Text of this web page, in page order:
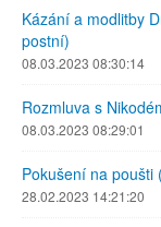
Kázání a modlitby
postní)
08.03.2023 08:30:14
Rozmluva s
08.03.2023 08:29:01
Pokušení na poušti
28.02.2023 14:21:20